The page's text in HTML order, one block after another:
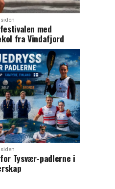
med
fra Vindafjord
Tysvær-padlerne i